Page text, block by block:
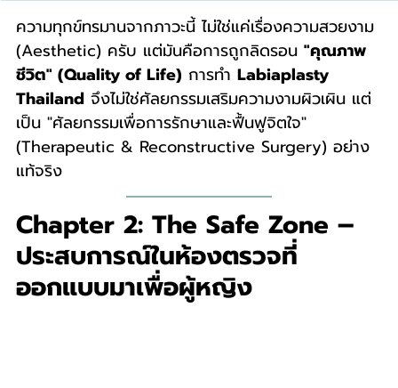
ความทุกข์ทรมานจากภาวะนี้ ไม่ใช่แค่เรื่องความสวยงาม
(Aesthetic) ครับ แต่มันคือการถูกลิดรอน "คุณภาพ
ชีวิต" (Quality of Life) การทำ Labiaplasty
Thailand จึงไม่ใช่ศัลยกรรมเสริมความงามผิวเผิน แต่
เป็น "ศัลยกรรมเพื่อการรักษาและฟื้นฟูจิตใจ"
(Therapeutic & Reconstructive Surgery) อย่าง
แท้จริง
Chapter 2: The Safe Zone –
ประสบการณ์ในห้องตรวจที่
ออกแบบมาเพื่อผู้หญิง